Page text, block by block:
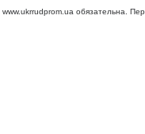
www.ukrrudprom.ua обязательна.